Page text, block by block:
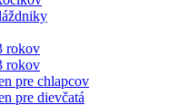
rokov
rokov
pre chlapcov
pre dievčatá